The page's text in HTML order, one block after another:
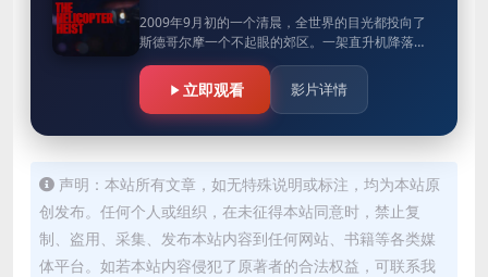
2009年9月初的一个清晨，全世界的目光都投向了
斯德哥尔摩一个不起眼的郊区。一架直升机降落在
该国最安全的现金仓库的屋顶上，警方只能眼睁睁
地看着劫匪带着数百万美元…
立即观看 影片详情
声明：本站所有文章，如无特殊说明或标注，均为本站原
创发布。任何个人或组织，在未征得本站同意时，禁止复
制、盗用、采集、发布本站内容到任何网站、书籍等各类媒
体平台。如若本站内容侵犯了原著者的合法权益，可联系我